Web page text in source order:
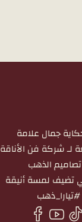
جمال علامة
لـ شركة فن الأناقة
الذهب
تضيف لمسة أنيقة